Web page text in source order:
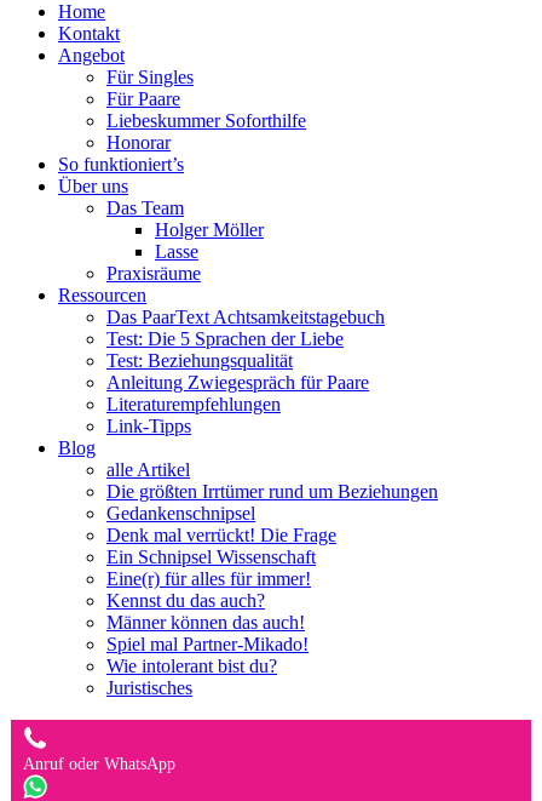
oben
scrollen
Home
Kontakt
Angebot
Für Singles
Für Paare
Liebeskummer Soforthilfe
Honorar
So funktioniert’s
Über uns
Das Team
Holger Möller
Lasse
Praxisräume
Ressourcen
Das PaarText Achtsamkeitstagebuch
Test: Die 5 Sprachen der Liebe
Test: Beziehungsqualität
Anleitung Zwiegespräch für Paare
Literaturempfehlungen
Link-Tipps
Blog
alle Artikel
Die größten Irrtümer rund um Beziehungen
Gedankenschnipsel
Denk mal verrückt! Die Frage
Ein Schnipsel Wissenschaft
Eine(r) für alles für immer!
Kennst du das auch?
Männer können das auch!
Spiel mal Partner-Mikado!
Wie intolerant bist du?
Juristisches
Anruf oder WhatsApp